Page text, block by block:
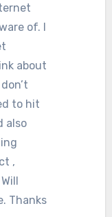
of. I
about
to hit
also
,
Thanks